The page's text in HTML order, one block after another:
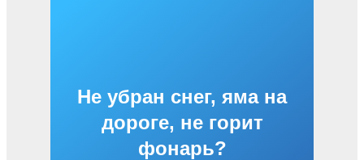
Не убран снег, яма на
дороге, не горит
фонарь?